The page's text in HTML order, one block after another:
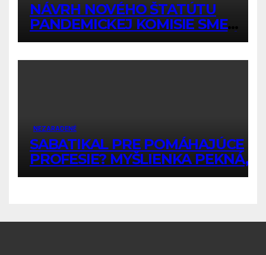
NÁVRH NOVÉHO ŠTATÚTU
PANDEMICKEJ KOMISIE SME
PRIPOMIENKOVALI AJ PRE VÁS
NEZARADENÉ
SABATIKAL PRE POMÁHAJÚCE
PROFESIE? MYŠLIENKA PEKNÁ,
ALE NAJPRV TREBA RIEŠIŤ TO